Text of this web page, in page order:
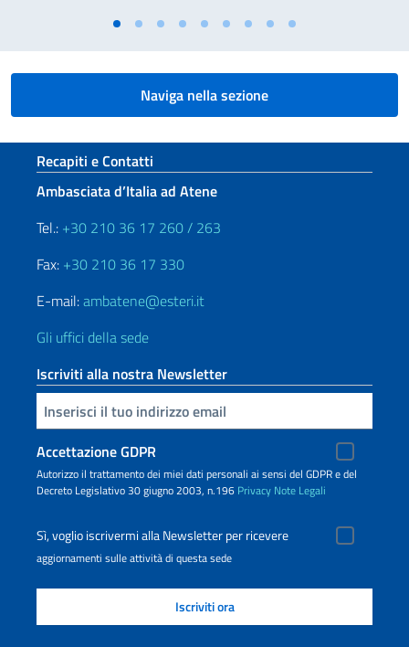
Naviga nella sezione
Sezione footer
Recapiti e Contatti
Ambasciata d’Italia ad Atene
Tel.: +30 210 36 17 260 / 263
Fax: +30 210 36 17 330
E-mail:ambatene@esteri.it
Gli uffici della sede
Iscriviti alla nostra Newsletter
Inserisci la tua email
Accettazione GDPR
Autorizzo il trattamento dei miei dati personali ai sensi del GDPR e del
Decreto Legislativo 30 giugno 2003, n.196 Privacy Note Legali
Sì, voglio iscrivermi alla Newsletter per ricevere
aggiornamenti sulle attività di questa sede